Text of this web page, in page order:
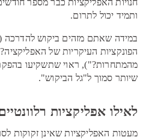
חנויות האפליקציות כבר מספר
ותמיד יכול לתרום.
במידה שאתם מזהים ביקוש
הפונקציות העיקריות של
מהמתחרות?"), ראוי שתשקיעו
שיותר סמוך ל"גל הביקוש".
לאילו אפליקציות
מעטות האפליקציות שאינן זקוקות